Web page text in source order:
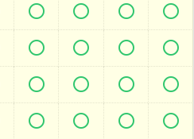
   
   
   
   